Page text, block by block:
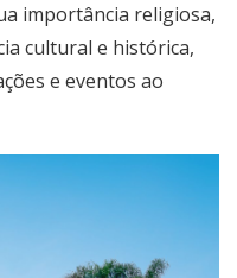
importância religiosa,
cultural e histórica,
e eventos ao